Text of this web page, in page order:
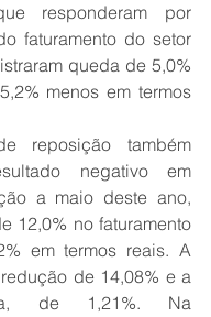
responderam por
faturamento do setor
queda de 5,0%
menos em termos
reposição também
negativo em
a maio deste ano,
12,0% no faturamento
em termos reais. A
de 14,08% e a
de 1,21%. Na